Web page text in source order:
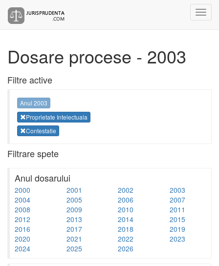
Dosare procese - 2003
Filtre active
Anul 2003
Proprietate Intelectuala
Contestatie
Filtrare spete
Anul dosarului
2000 2001 2002
2003
2004
2005 2006
2007
2008
2009 2010
2011
2012
2013 2014
2015
2016
2017 2018
2019
2020
2021 2022
2023
2024
2025 2026